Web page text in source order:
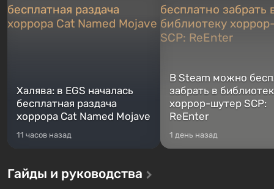
Халява: в EGS началась
бесплатная раздача
хоррора Cat Named Mojave
11 часов назад
В Steam можно
забрать в
хоррор-шутер SCP:
ReEnter
1 день назад
Гайды и руководства